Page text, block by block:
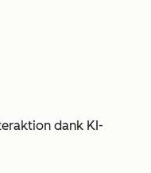
dank KI-